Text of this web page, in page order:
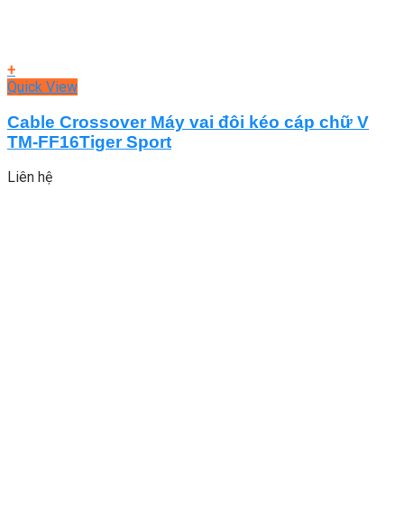
+
Quick View
Cable Crossover Máy vai đôi kéo cáp chữ V
TM-FF16Tiger Sport
Liên hệ